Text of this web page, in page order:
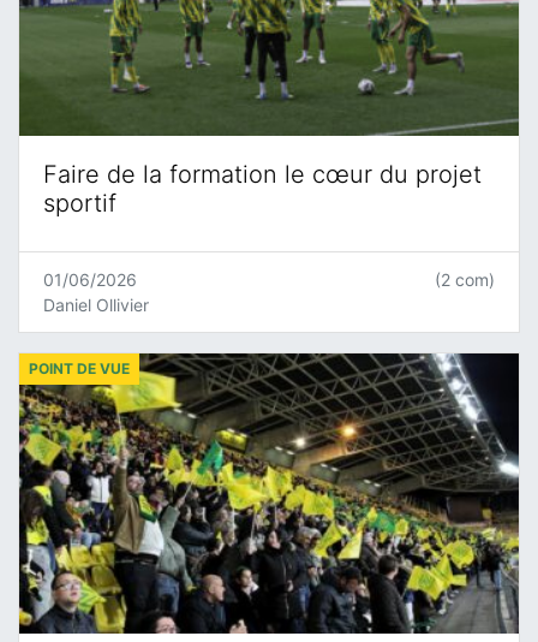
Faire de la formation le cœur du projet
sportif
01/06/2026
Daniel Ollivier
(2 com)
POINT DE VUE